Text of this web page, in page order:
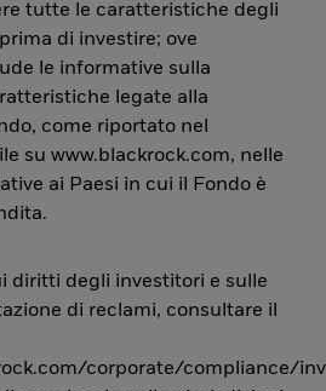
tutte le caratteristiche degli
di investire; ove
le informative sulla
legate alla
come riportato nel
su www.blackrock.com, nelle
ai Paesi in cui il Fondo è
diritti degli investitori e sulle
di reclami, consultare il
corporate/compliance/